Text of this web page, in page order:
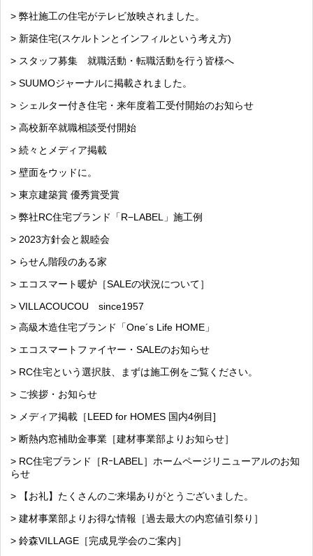
> 弊社施工の住宅がテレビ放映されました。
> 新築住宅(スケルトンとインフィルという考え方)
> スタッフ募集 就職活動・転職活動を行う皆様へ
> SUUMOジャーナルに掲載されました。
> シェルター付き住宅・来年度着工受付開始のお知らせ
> 高校新卒就職相談受付開始
> 続々とメディア掲載
> 壁面をウッドに。
> 東京建築賞 優秀賞受賞
> 弊社RC住宅ブランド「R−LABEL」施工例
> 2023方針会と親睦会
> らせん階段のある家
> エコスマート暖炉［SALEの状況について］
> VILLACOUCOU since1957
> 高級木造住宅ブランド「One´s Life HOME」
> エコスマートファイヤー・SALEのお知らせ
> RC住宅という選択肢、まずは施工例をご覧ください。
> ご挨拶・お知らせ
> メディア掲載［LEED for HOMES 国内4例目]
> 断熱内窓補助金事業［建材事業部よりお知らせ］
> RC住宅ブランド［RｰLABEL］ホームページリニューアルのお知
らせ
> 【お礼】たくさんのご来場ありがとうございました。
> 建材事業部よりお得な情報［過去最大の内窓値引祭り］
> 鈴森VILLAGE［完成見学会のご案内］